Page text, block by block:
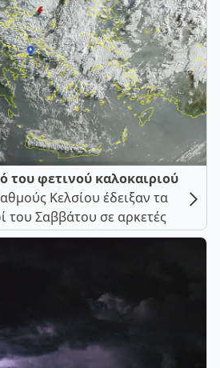
του φετινού καλοκαιριού
Κελσίου έδειξαν τα
του Σαββάτου σε αρκετές